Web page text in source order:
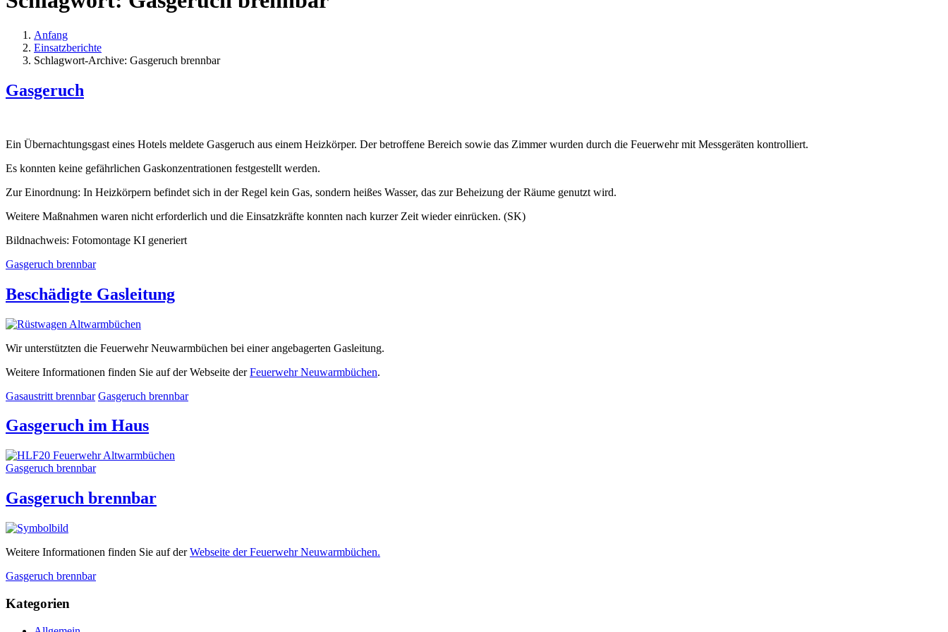
Anfang
Einsatzberichte
Schlagwort-Archive: Gasgeruch brennbar
Gasgeruch
Ein Übernachtungsgast eines Hotels meldete Gasgeruch aus einem Heizkörper. Der betroffene Bereich sowie das Zimmer wurden durch die Feuerwehr mit Messgeräten kontrolliert.
Es konnten keine gefährlichen Gaskonzentrationen festgestellt werden.
Zur Einordnung: In Heizkörpern befindet sich in der Regel kein Gas, sondern heißes Wasser, das zur Beheizung der Räume genutzt wird.
Weitere Maßnahmen waren nicht erforderlich und die Einsatzkräfte konnten nach kurzer Zeit wieder einrücken. (SK)
Bildnachweis: Fotomontage KI generiert
Gasgeruch brennbar
Beschädigte Gasleitung
Wir unterstützten die Feuerwehr Neuwarmbüchen bei einer angebagerten Gasleitung.
Weitere Informationen finden Sie auf der Webseite derFeuerwehr Neuwarmbüchen.
Gasaustritt brennbar Gasgeruch brennbar
Gasgeruch im Haus
Gasgeruch brennbar
Gasgeruch brennbar
Weitere Informationen finden Sie auf derWebseite der Feuerwehr Neuwarmbüchen.
Gasgeruch brennbar
Kategorien